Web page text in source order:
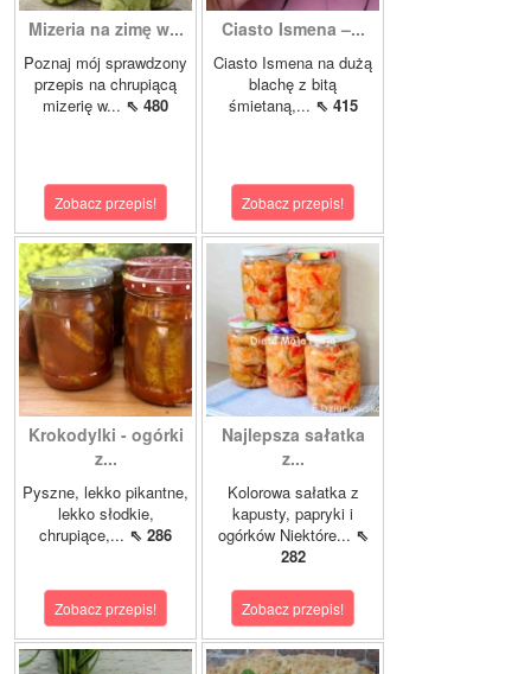
Mizeria na zimę w...
Poznaj mój sprawdzony
przepis na chrupiącą
mizerię w... ⇖ 480
Zobacz przepis!
Ciasto Ismena –...
Ciasto Ismena na dużą
blachę z bitą
śmietaną,... ⇖ 415
Zobacz przepis!
Krokodylki - ogórki
z...
Pyszne, lekko pikantne,
lekko słodkie,
chrupiące,... ⇖ 286
Zobacz przepis!
Najlepsza sałatka
z...
Kolorowa sałatka z
kapusty, papryki i
ogórków Niektóre... ⇖
282
Zobacz przepis!